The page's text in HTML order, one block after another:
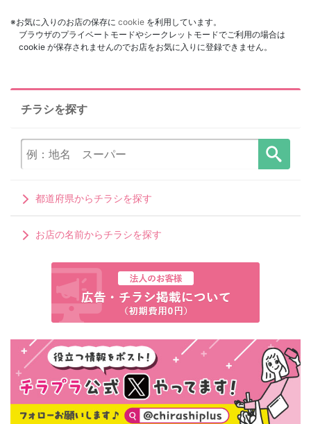
※お気に入りのお店の保存に cookie を利用しています。
ブラウザのプライベートモードやシークレットモードでご利用の場合は
cookie が保存されませんのでお店をお気に入りに登録できません。
チラシを探す
都道府県からチラシを探す
お店の名前からチラシを探す